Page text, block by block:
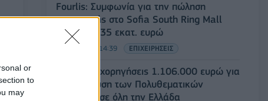
or
to
may
Fourlis: Συμφωνία για την πώληση
συμμετοχής στο Sofia South Ring Mall
έναντι 49,35 εκατ. ευρώ
07/08/2026 - 14:39 ΕΠΙΧΕΙΡΗΣΕΙΣ
ΥΠΠΟ: Επιχορηγήσεις 1.106.000 ευρώ για
την ενίσχυση των Πολυθεματικών
Φεστιβάλ σε όλη την Ελλάδα